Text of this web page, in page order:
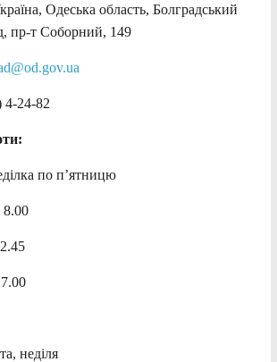
Одеська область, Болградський
пр-т Соборний, 149
4-24-82
по п’ятницю
неділя